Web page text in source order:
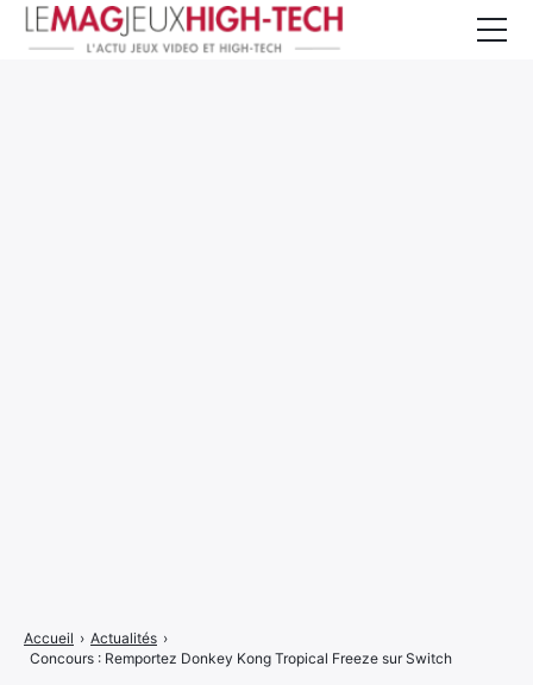
Accueil › Actualités ›
Concours : Remportez Donkey Kong Tropical Freeze sur Switch